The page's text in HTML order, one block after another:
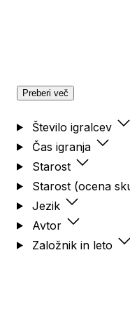
Preberi več
Število igralcev
Čas igranja
Starost
Starost (ocena
Jezik
Avtor
Založnik in leto